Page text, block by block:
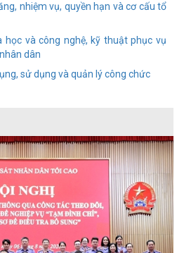
nhiệm vụ, quyền hạn và cơ cấu tổ
học và công nghệ, kỹ thuật phục vụ
dân
sử dụng và quản lý công chức